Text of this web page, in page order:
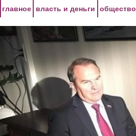
главное власть и деньги общество